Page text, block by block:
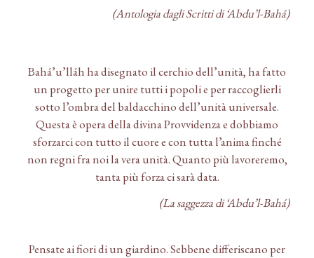
(Antologia dagli Scritti di ‘Abdu’l-Bahá)
Bahá’u’lláh ha disegnato il cerchio dell’unità, ha fatto
un progetto per unire tutti i popoli e per raccoglierli
sotto l’ombra del baldacchino dell’unità universale.
Questa è opera della divina Provvidenza e dobbiamo
sforzarci con tutto il cuore e con tutta l’anima finché
non regni fra noi la vera unità. Quanto più lavoreremo,
tanta più forza ci sarà data.
(La saggezza di ‘Abdu’l-Bahá)
Pensate ai fiori di un giardino. Sebbene differiscano per